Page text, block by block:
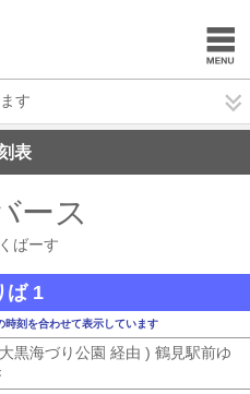
す
表
ース
ばーす
ば 1
刻を合わせて表示しています
黒海づり公園 経由 ) 鶴見駅前ゆ